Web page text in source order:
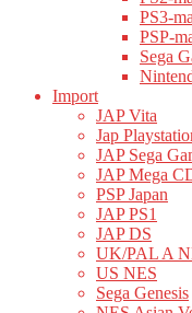
PS3-
PSP-
Sega
Import
JAP Vita
Jap
JAP Sega
JAP Mega
PSP Japan
JAP PS1
JAP DS
UK/PAL A
US NES
Sega Genesis